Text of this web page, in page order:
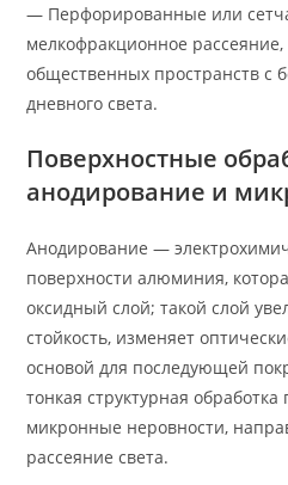
— Перфорированные или
мелкофракционное рассеяние,
общественных пространств с
дневного света.
Поверхностные
анодирование и
Анодирование —
поверхности алюминия,
оксидный слой; такой слой
стойкость, изменяет
основой для последующей
тонкая структурная
микронные неровности,
рассеяние света.